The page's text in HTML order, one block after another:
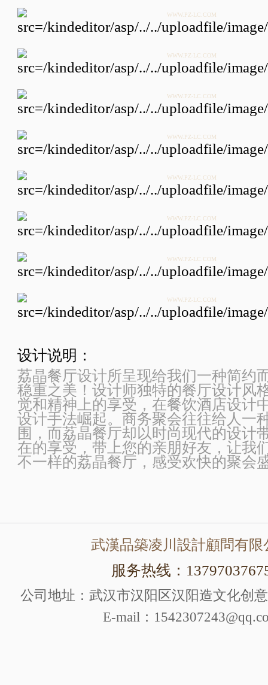
WWW.PZ-LC.COM
WWW.PZ-LC.COM
WWW.PZ-LC.COM
WWW.PZ-LC.COM
WWW.PZ-LC.COM
WWW.PZ-LC.COM
WWW.PZ-LC.COM
WWW.PZ-LC.COM
设计说明：
荔晶餐厅设计所呈现给我们一种简约
稳重之美！设计师独特的餐厅设计风
觉和精神上的享受，在餐饮酒店设计
设计手法崛起。商务聚会往往给人一
围，而荔晶餐厅却以时尚现代的设计
在的享受，带上您的亲朋好友，让我
不一样的荔晶餐厅，感受欢快的聚会
武漢品築凌川設計顧問有限
服务热线：
公司地址：武汉市汉阳区汉阳造文化创
E-mail：